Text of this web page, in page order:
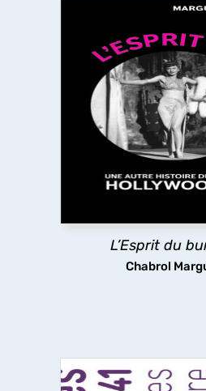
L’Esprit du
Chabrol
L’Esprit du
L’ouvrage revisite l’âge
américain du XXe siècle en
burlesquequi se
du genre, mais que le
pour privilégier sa
découvrir